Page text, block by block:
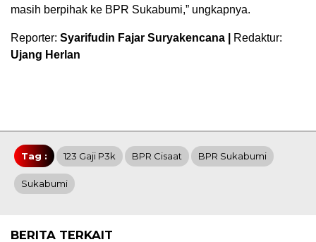
masih berpihak ke BPR Sukabumi,” ungkapnya.
Reporter: Syarifudin Fajar Suryakencana |
Redaktur:
Ujang Herlan
Tag : 123 Gaji P3k BPR Cisaat BPR Sukabumi
Sukabumi
BERITA TERKAIT